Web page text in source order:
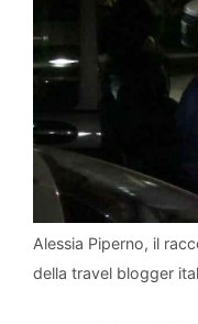
Alessia Piperno, il
della travel blogger